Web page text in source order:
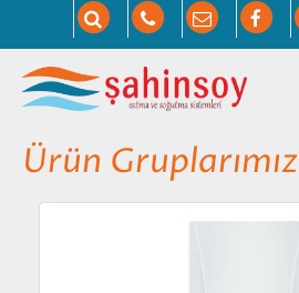
Ürün Gruplarımız